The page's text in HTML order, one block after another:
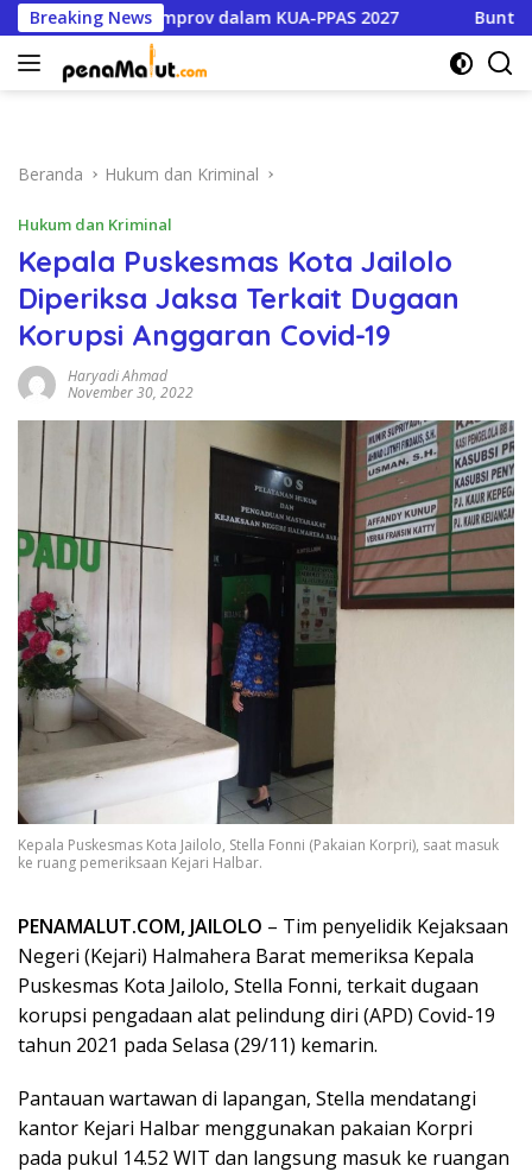
Langsung
ke
konten
Breaking News
Pemprov dalam KUA-PPAS 2027 Buntut
Beranda Hukum dan Kriminal
Hukum dan Kriminal
Kepala Puskesmas Kota Jailolo
Diperiksa Jaksa Terkait Dugaan
Korupsi Anggaran Covid-19
Haryadi Ahmad
November 30, 2022
Kepala Puskesmas Kota Jailolo, Stella Fonni (Pakaian Korpri), saat masuk
ke ruang pemeriksaan Kejari Halbar.
PENAMALUT.COM, JAILOLO – Tim penyelidik Kejaksaan
Negeri (Kejari) Halmahera Barat memeriksa Kepala
Puskesmas Kota Jailolo, Stella Fonni, terkait dugaan
korupsi pengadaan alat pelindung diri (APD) Covid-19
tahun 2021 pada Selasa (29/11) kemarin.
Pantauan wartawan di lapangan, Stella mendatangi
kantor Kejari Halbar menggunakan pakaian Korpri
pada pukul 14.52 WIT dan langsung masuk ke ruangan